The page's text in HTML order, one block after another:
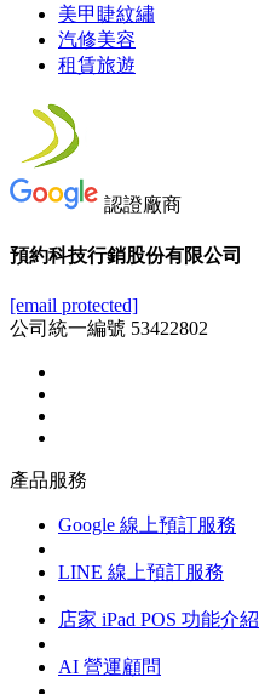
美甲睫紋繡
汽修美容
租賃旅遊
認證廠商
預約科技行銷股份有限公司
[email protected]
公司統一編號 53422802
產品服務
Google 線上預訂服務
LINE 線上預訂服務
店家 iPad POS 功能介紹
AI 營運顧問